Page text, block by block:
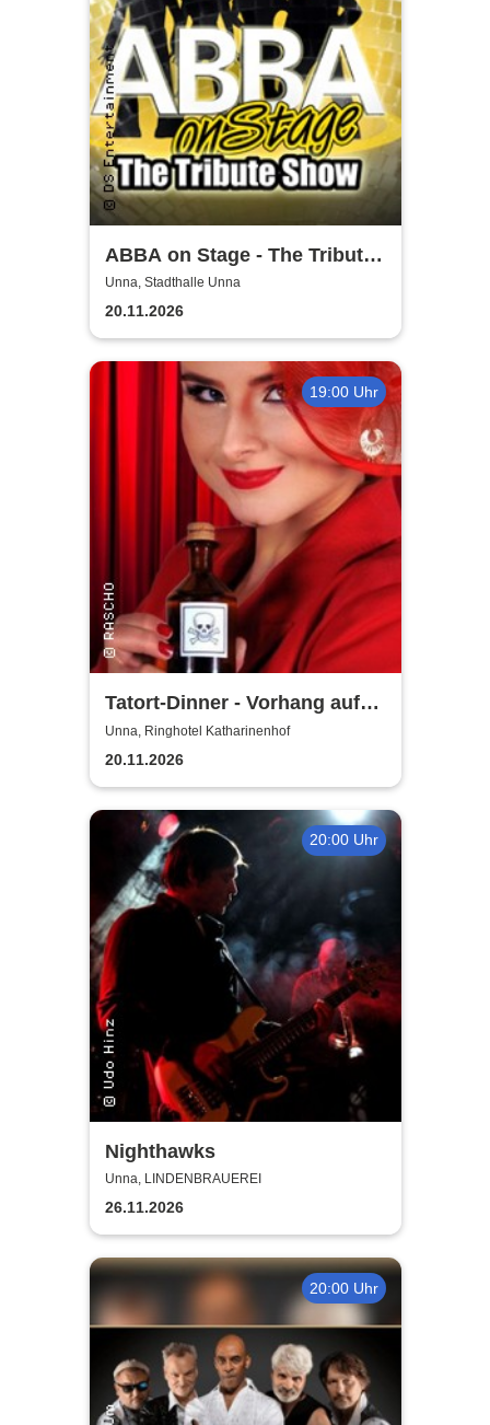
ABBA on Stage - The Tribute
Show
Unna, Stadthalle Unna
20.11.2026
19:00 Uhr
Tatort-Dinner - Vorhang auf
für Mord
Unna, Ringhotel Katharinenhof
20.11.2026
20:00 Uhr
Nighthawks
Unna, LINDENBRAUEREI
26.11.2026
20:00 Uhr